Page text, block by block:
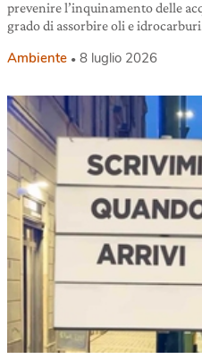
prevenire l’inquinamento delle
grado di assorbire oli e
Ambiente 8 luglio 2026